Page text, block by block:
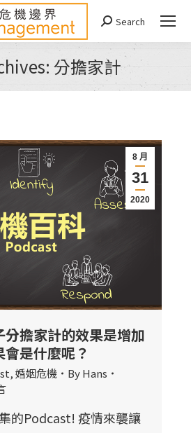
Search:
Search
分擔家計
You are here:
8 月
31
2020
擔家計的效果是增加
是什麼呢？
,婚姻危機 ByHans
的Podcast! 疫情來襲讓